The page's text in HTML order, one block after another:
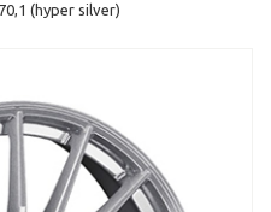
(hyper silver)